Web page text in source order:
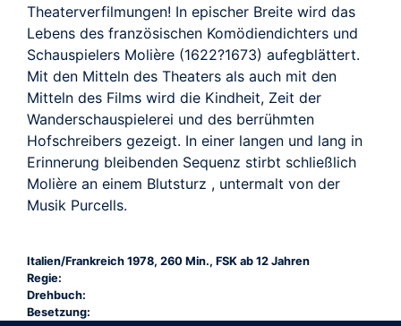
Theaterverfilmungen! In epischer Breite wird das
Lebens des französischen Komödiendichters und
Schauspielers Molière (1622?1673) aufegblättert.
Mit den Mitteln des Theaters als auch mit den
Mitteln des Films wird die Kindheit, Zeit der
Wanderschauspielerei und des berrühmten
Hofschreibers gezeigt. In einer langen und lang in
Erinnerung bleibenden Sequenz stirbt schließlich
Molière an einem Blutsturz , untermalt von der
Musik Purcells.
Italien/Frankreich 1978, 260 Min., FSK ab 12 Jahren
Regie:
Drehbuch:
Besetzung: